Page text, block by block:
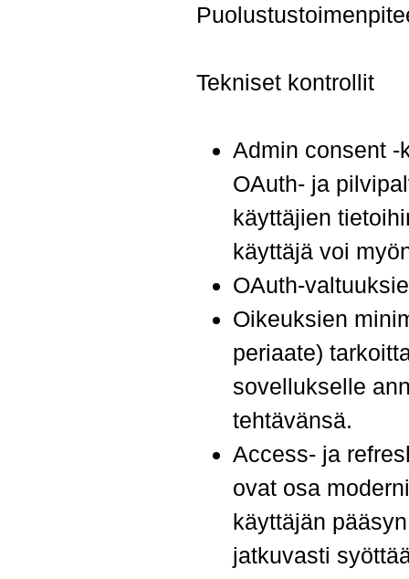
Tekniset kontrollit
Admin consent -
OAuth- ja
käyttäjien
käyttäjä voi
OAuth-
Oikeuksien
periaate)
sovellukselle
tehtävänsä.
Access- ja
ovat osa
käyttäjän
jatkuvasti